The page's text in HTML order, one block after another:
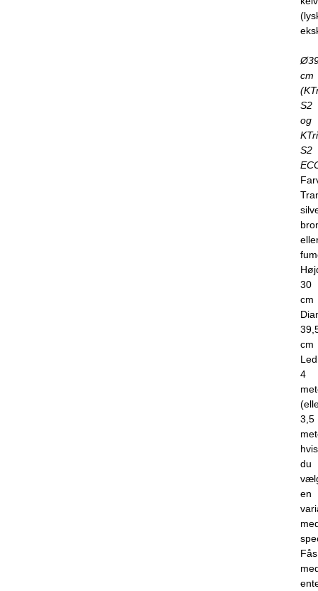
cm
S2
og
S2
30
cm
cm
4
3,5
hvis
du
en
Fås